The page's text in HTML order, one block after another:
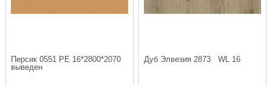
Персик 0551 PE 16*2800*2070
выведен
Дуб Элвезия 2873   WL 16